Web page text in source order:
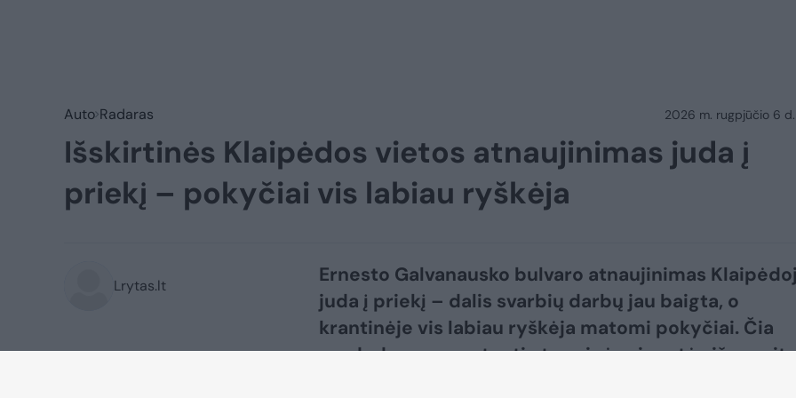
Auto Radaras 2026 m. rugpjūčio 6 d.
Išskirtinės Klaipėdos vietos atnaujinimas juda į
priekį – pokyčiai vis labiau ryškėja
Lrytas.lt
Ernesto Galvanausko bulvaro atnaujinimas
juda į priekį – dalis svarbių darbų jau baigta, o
krantinėje vis labiau ryškėja matomi pokyčiai. Čia
pradedamos montuoti atraminės sienutės iš